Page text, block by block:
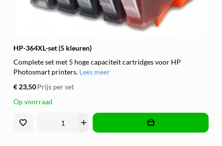
HP-364XL-set (5 kleuren)
Complete set met 5 hoge capaciteit cartridges voor HP
Photosmart printers. Lees meer
€ 23,50Prijs per set
Op voorraad
add